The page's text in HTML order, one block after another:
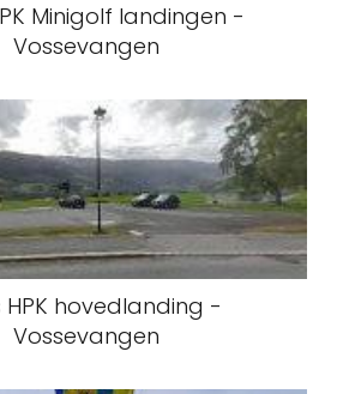
Minigolf landingen -
Vossevangen
HPK hovedlanding -
Vossevangen